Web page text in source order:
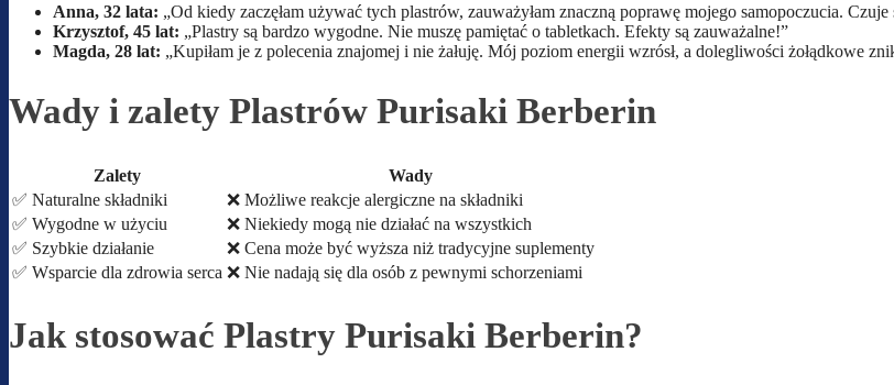
Anna, 32 lata: „Od kiedy zaczęłam używać tych plastrów, zauważyłam znaczną poprawę mojego samopoczucia.
Krzysztof, 45 lat: „Plastry są bardzo wygodne. Nie muszę pamiętać o tabletkach. Efekty są zauważalne!”
Magda, 28 lat: „Kupiłam je z polecenia znajomej i nie żałuję. Mój poziom energii wzrósł, a dolegliwości żołądkowe
Wady i zalety Plastrów Purisaki Berberin
Zalety
Wady
✅ Naturalne składniki
❌ Możliwe reakcje alergiczne na składniki
✅ Wygodne w użyciu
❌ Niekiedy mogą nie działać na wszystkich
✅ Szybkie działanie
❌ Cena może być wyższa niż tradycyjne suplementy
✅ Wsparcie dla zdrowia serca ❌ Nie nadają się dla osób z pewnymi schorzeniami
Jak stosować Plastry Purisaki Berberin?